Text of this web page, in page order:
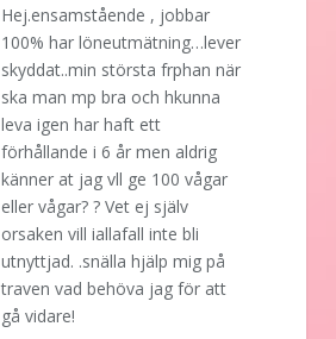
Hej.ensamstående , jobbar
100% har löneutmätning…lever
skyddat..min största frphan när
ska man mp bra och hkunna
leva igen har haft ett
förhållande i 6 år men aldrig
känner at jag vll ge 100 vågar
eller vågar? ? Vet ej själv
orsaken vill iallafall inte bli
utnyttjad. .snälla hjälp mig på
traven vad behöva jag för att
gå vidare!